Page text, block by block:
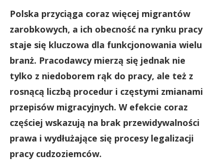
Polska przyciąga coraz więcej migrantów
zarobkowych, a ich obecność na rynku pracy
staje się kluczowa dla funkcjonowania wielu
branż. Pracodawcy mierzą się jednak nie
tylko z niedoborem rąk do pracy, ale też z
rosnącą liczbą procedur i częstymi zmianami
przepisów migracyjnych. W efekcie coraz
częściej wskazują na brak przewidywalności
prawa i wydłużające się procesy legalizacji
pracy cudzoziemców.